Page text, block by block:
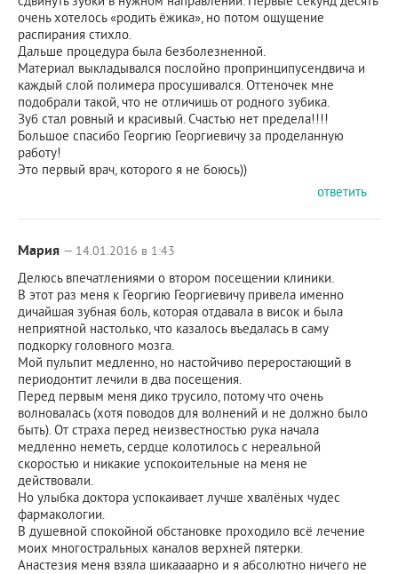
очень хотелось «родить ёжика», но потом ощущение
распирания стихло.
Дальше процедура была безболезненной.
Материал выкладывался послойно пропринципусендвича и
каждый слой полимера просушивался. Оттеночек мне
подобрали такой, что не отличишь от родного зубика.
Зуб стал ровный и красивый. Счастью нет предела!!!!
Большое спасибо Георгию Георгиевичу за проделанную
работу!
Это первый врач, которого я не боюсь))
ответить
Мария — 14.01.2016 в 1:43
Делюсь впечатлениями о втором посещении клиники.
В этот раз меня к Георгию Георгиевичу привела именно
дичайшая зубная боль, которая отдавала в висок и была
неприятной настолько, что казалось въедалась в саму
подкорку головного мозга.
Мой пульпит медленно, но настойчиво переростающий в
периодонтит лечили в два посещения.
Перед первым меня дико трусило, потому что очень
волновалась (хотя поводов для волнений и не должно было
быть). От страха перед неизвестностью рука начала
медленно неметь, сердце колотилось с нереальной
скоростью и никакие успокоительные на меня не
действовали.
Но улыбка доктора успокаивает лучше хвалёных чудес
фармакологии.
В душевной спокойной обстановке проходило всё лечение
моих многостральных каналов верхней пятерки.
Анастезия меня взяла шикаааарно и я абсолютно ничего не